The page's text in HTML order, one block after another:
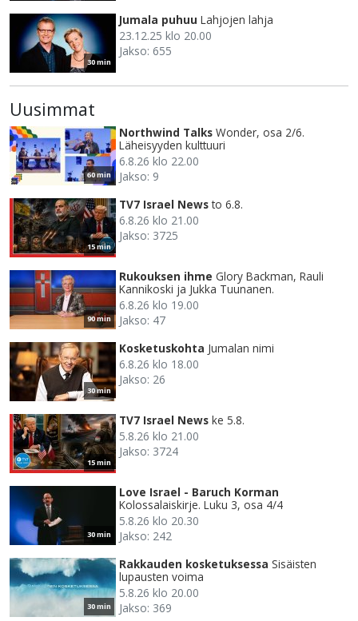
30 min
Jumala puhuu Lahjojen lahja
23.12.25 klo 20.00
Jakso: 655
Uusimmat
60 min
Northwind Talks Wonder, osa 2/6.
Läheisyyden kulttuuri
6.8.26 klo 22.00
Jakso: 9
15 min
TV7 Israel News to 6.8.
6.8.26 klo 21.00
Jakso: 3725
90 min
Rukouksen ihme Glory Backman, Rauli
Kannikoski ja Jukka Tuunanen.
6.8.26 klo 19.00
Jakso: 47
30 min
Kosketuskohta Jumalan nimi
6.8.26 klo 18.00
Jakso: 26
15 min
TV7 Israel News ke 5.8.
5.8.26 klo 21.00
Jakso: 3724
30 min
Love Israel - Baruch Korman
Kolossalaiskirje. Luku 3, osa 4/4
5.8.26 klo 20.30
Jakso: 242
30 min
Rakkauden kosketuksessa Sisäisten
lupausten voima
5.8.26 klo 20.00
Jakso: 369